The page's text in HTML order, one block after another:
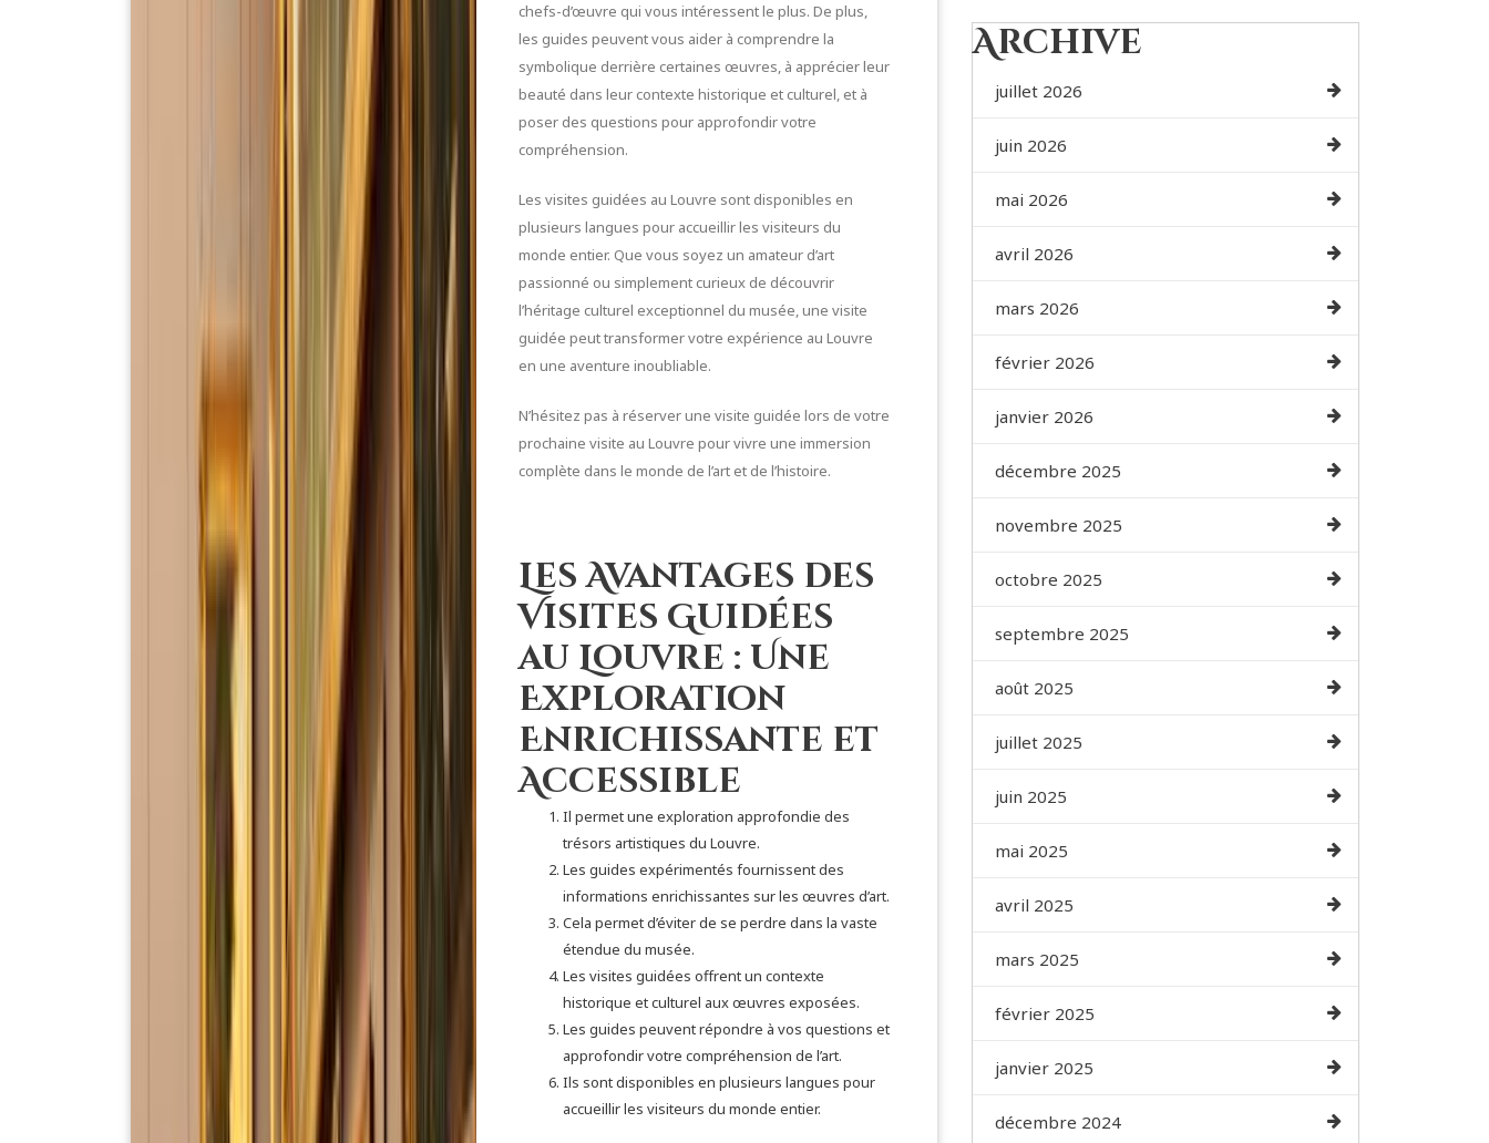
chefs-d’œuvre qui vous intéressent le plus. De plus,
les guides peuvent vous aider à comprendre la
symbolique derrière certaines œuvres, à apprécier leur
beauté dans leur contexte historique et culturel, et à
poser des questions pour approfondir votre
compréhension.
Les visites guidées au Louvre sont disponibles en
plusieurs langues pour accueillir les visiteurs du
monde entier. Que vous soyez un amateur d’art
passionné ou simplement curieux de découvrir
l’héritage culturel exceptionnel du musée, une visite
guidée peut transformer votre expérience au Louvre
en une aventure inoubliable.
N’hésitez pas à réserver une visite guidée lors de votre
prochaine visite au Louvre pour vivre une immersion
complète dans le monde de l’art et de l’histoire.
Les Avantages des
Visites Guidées
au Louvre : Une
Exploration
Enrichissante et
Accessible
Il permet une exploration approfondie des
trésors artistiques du Louvre.
Les guides expérimentés fournissent des
informations enrichissantes sur les œuvres d’art.
Cela permet d’éviter de se perdre dans la vaste
étendue du musée.
Les visites guidées offrent un contexte
historique et culturel aux œuvres exposées.
Les guides peuvent répondre à vos questions et
approfondir votre compréhension de l’art.
Ils sont disponibles en plusieurs langues pour
accueillir les visiteurs du monde entier.
Archive
juillet 2026
juin 2026
mai 2026
avril 2026
mars 2026
février 2026
janvier 2026
décembre 2025
novembre 2025
octobre 2025
septembre 2025
août 2025
juillet 2025
juin 2025
mai 2025
avril 2025
mars 2025
février 2025
janvier 2025
décembre 2024